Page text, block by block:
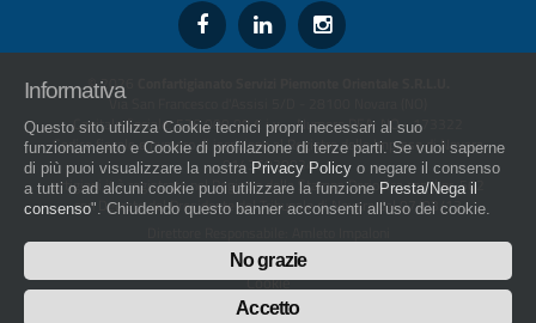
© 2026
Via San Francesco d'Assisi 5/D - 28100 Novara (NO)
Capitale Sociale: 526.000,00 € i.v. - Numero REA: NO - 173322
Codice fiscale e numero di iscrizione al Registro delle Imprese di Novara
01436930034
artigiani.it è registrato nel Registro della Stampa Periodica con il nr. 562
con Decreto del Presidente del Tribunale di Novara del 07/03/13
Privacy
Cookie
Whistleblowing
Informativa
Questo sito utilizza Cookie tecnici propri necessari al suo
funzionamento e Cookie di profilazione di terze parti. Se vuoi saperne
di più puoi visualizzare la nostra Privacy Policy o negare il consenso
a tutti o ad alcuni cookie puoi utilizzare la funzione Presta/Nega il
consenso". Chiudendo questo banner acconsenti all'uso dei cookie.
No grazie
Accetto